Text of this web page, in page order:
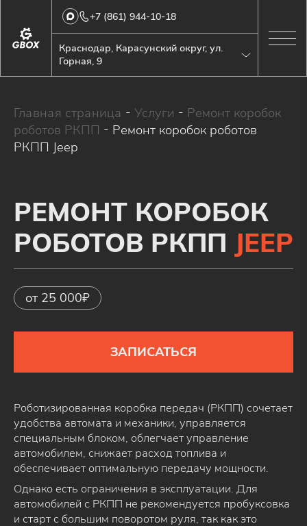
Краснодар, Карасунский округ, ул.
Горная, 9
+7 (861) 944-10-18
Главная страница - Услуги - Ремонт коробок
роботов РКПП - Ремонт коробок роботов
РКПП Jeep
РЕМОНТ КОРОБОК
РОБОТОВ РКПП JEEP
от 25 000₽
ЗАПИСАТЬСЯ
Роботизированная коробка передач (РКПП) сочетает
удобства автомата и механики, управляется
специальным блоком, облегчает управление
автомобилем, снижает расход топлива и
обеспечивает оптимальную передачу мощности.
Однако есть ограничения в эксплуатации. Для
автомобилей с РКПП не рекомендуется пробуксовка
и старт с большим поворотом руля, так как это